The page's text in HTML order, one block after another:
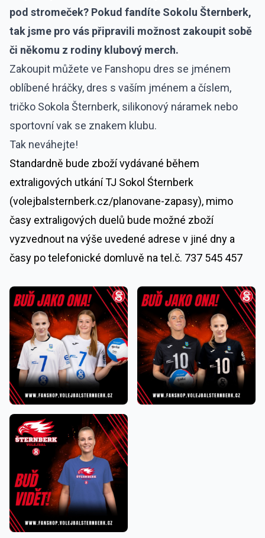
pod stromeček? Pokud fandíte Sokolu Šternberk,
tak jsme pro vás připravili možnost zakoupit sobě
či někomu z rodiny klubový merch.
Zakoupit můžete ve Fanshopu dres se jménem
oblíbené hráčky, dres s vaším jménem a číslem,
tričko Sokola Šternberk, silikonový náramek nebo
sportovní vak se znakem klubu.
Tak neváhejte!
Standardně bude zboží vydávané během
extraligových utkání TJ Sokol Śternberk
(volejbalsternberk.cz/planovane-zapasy), mimo
časy extraligových duelů bude možné zboží
vyzvednout na výše uvedené adrese v jiné dny a
časy po telefonické domluvě na tel.č. 737 545 457